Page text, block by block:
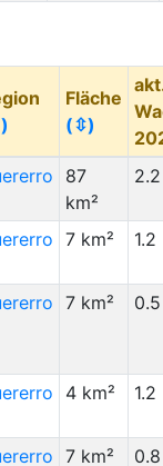
Fläche
(⇳)
87
km²
7 km² 1.2
7 km²
4 km² 1.2
7 km²